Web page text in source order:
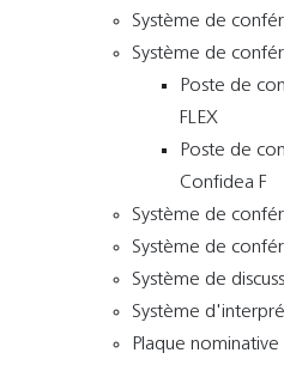
Système de
Système de
Poste de
FLEX
Poste de
Confidea F
Système de
Système de
Système de
Système
Plaque